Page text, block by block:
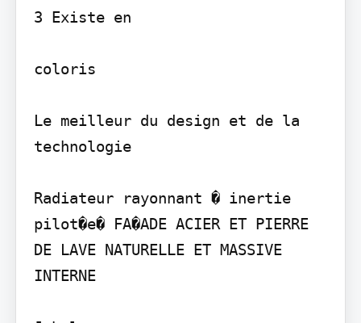
3 Existe en
coloris
Le meilleur du design et de la
technologie
Radiateur rayonnant � inertie
pilot�e� FA�ADE ACIER ET PIERRE
DE LAVE NATURELLE ET MASSIVE
INTERNE